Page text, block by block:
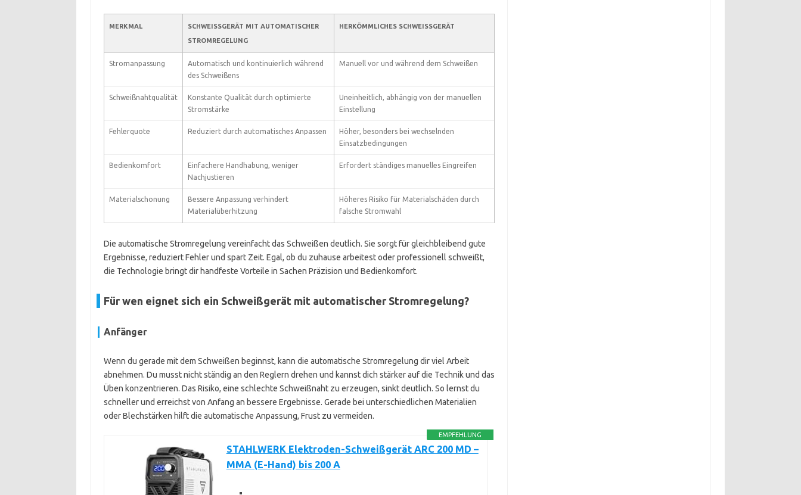
MERKMAL
SCHWEISSGERÄT MIT AUTOMATISCHER S
TROMREGELUNG
HERKÖMMLICHES SCHWEISSGERÄT
Stromanpassung
Automatisch und kontinuierlich während
des Schweißens
Manuell vor und während dem Schweißen
Schweißnahtqualität
Konstante Qualität durch optimierte
Stromstärke
Uneinheitlich, abhängig von der manuellen
Einstellung
Fehlerquote Reduziert durch automatisches Anpassen
Höher, besonders bei wechselnden
Einsatzbedingungen
Bedienkomfort
Einfachere Handhabung, weniger
Nachjustieren
Erfordert ständiges manuelles Eingreifen
Materialschonung
Bessere Anpassung verhindert
Materialüberhitzung
Höheres Risiko für Materialschäden durch
falsche Stromwahl
Die automatische Stromregelung vereinfacht das Schweißen deutlich. Sie sorgt für gleichbleibend gute
Ergebnisse, reduziert Fehler und spart Zeit. Egal, ob du zuhause arbeitest oder professionell schweißt,
die Technologie bringt dir handfeste Vorteile in Sachen Präzision und Bedienkomfort.
Für wen eignet sich ein Schweißgerät mit automatischer Stromregelung?
Anfänger
Wenn du gerade mit dem Schweißen beginnst, kann die automatische Stromregelung dir viel Arbeit
abnehmen. Du musst nicht ständig an den Reglern drehen und kannst dich stärker auf die Technik und das
Üben konzentrieren. Das Risiko, eine schlechte Schweißnaht zu erzeugen, sinkt deutlich. So lernst du
schneller und erreichst von Anfang an bessere Ergebnisse. Gerade bei unterschiedlichen Materialien
oder Blechstärken hilft die automatische Anpassung, Frust zu vermeiden.
EMPFEHLUNG
STAHLWERK Elektroden-Schweißgerät ARC 200 MD –
MMA (E-Hand) bis 200 A